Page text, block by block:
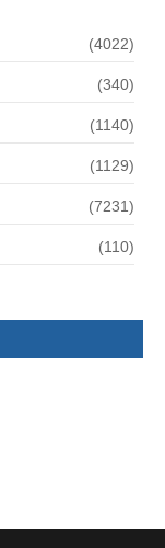
(4022)
(340)
(1140)
(1129)
(7231)
(110)